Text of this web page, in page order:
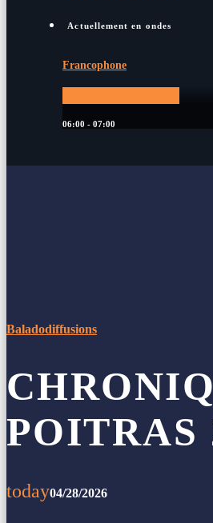
Actuellement en ondes
Francophone
06:00 - 07:00
Baladodiffusions
POITRAS
today04/28/2026